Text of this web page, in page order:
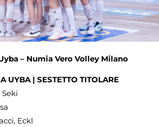
– Numia Vero Volley Milano
UYBA | SESTETTO TITOLARE
Seki
Eckl